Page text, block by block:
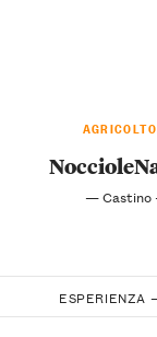
—
ESPERIENZA